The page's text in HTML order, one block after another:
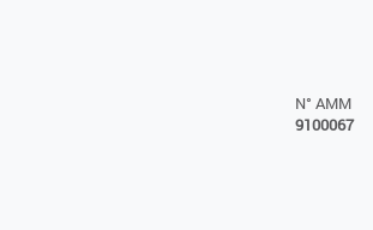
N° AMM
9100067